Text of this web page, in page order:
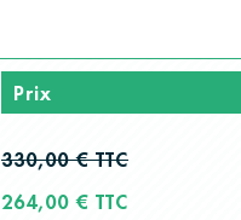
Prix
330,00 € TTC
264,00 € TTC